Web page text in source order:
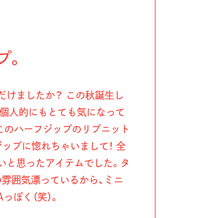
けましたか？ この秋誕生し
個人的にもとても気になって
のハーフジップのリブニット
プに惚れちゃいまして！ 全
思ったアイテムでした。タ
囲気漂っているから、ミニ
く（笑）。